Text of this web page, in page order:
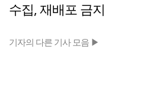
수집, 재배포 금지
기자의 다른 기사 모음 ▶